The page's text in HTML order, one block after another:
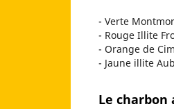
- Verte
- Rouge Illite
- Orange de
- Jaune illite
Le charbon